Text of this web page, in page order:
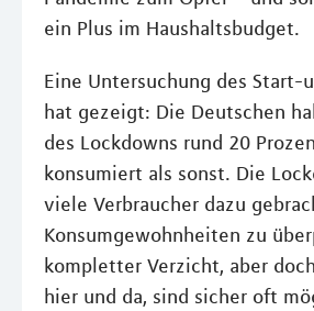
ein Plus im Haushaltsbudget.
Eine Untersuchung des Start-
hat gezeigt: Die Deutschen
des Lockdowns rund 20
konsumiert als sonst. Die
viele Verbraucher dazu
Konsumgewohnheiten zu
kompletter Verzicht, aber
hier und da, sind sicher oft